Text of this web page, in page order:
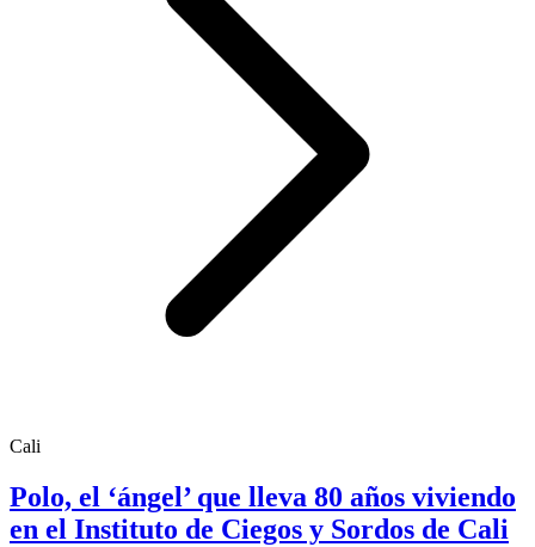
Cali
Polo, el ‘ángel’ que lleva 80 años viviendo
en el Instituto de Ciegos y Sordos de Cali